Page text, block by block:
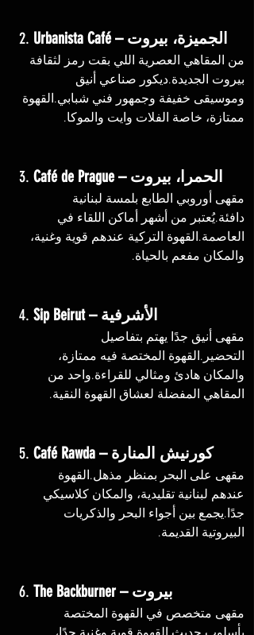
2. Urbanista Café – الجميزة، بيروت
من المقاهي العصرية اللي بقت رمز لثقافة
بيروت الجديدة.ديكور صناعي أنيق
وموسيقى خفيفة وجمهور فني شبابي.القهوة
ممتازة، خاصة الفلات وايت والموكا.
3. Café de Prague – الحمرا، بيروت
مقهى أوروبي الطابع بلمسة لبنانية
دافئة.يُعتبر من أشهر أماكن اللقاء في
العاصمة.القهوة التركية عندهم قوية وغنية،
والمكان مفعم بالحياة.
4. Sip Beirut – الأشرفية
مقهى أنيق جدًا يهتم بتفاصيل
التحضير.القهوة المختصة فيه ممتازة،
والمكان هادئ ومثالي للقراءة.واحد من
المقاهي المفضلة لعشاق القهوة النقية.
5. Café Rawda – كورنيش المنارة
مقهى على البحر بمنظر مذهل.القهوة
عندهم لبنانية تقليدية، والمكان كلاسيكي
جدًا.يجمع بين أجواء البحر والذكريات
البيروتية القديمة.
6. The Backburner – بيروت
مقهى متخصص في القهوة المختصة